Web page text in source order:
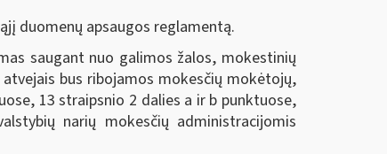
duomenų apsaugos reglamentą.
saugant nuo galimos žalos, mokestinių
bus ribojamos mokesčių mokėtojų,
13 straipsnio 2 dalies a ir b punktuose,
narių mokesčių administracijomis